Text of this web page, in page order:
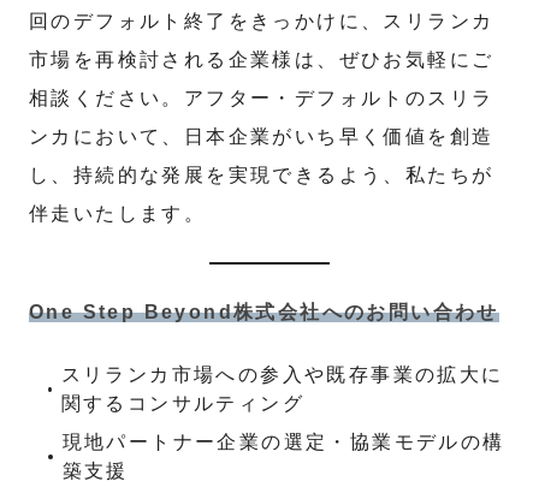
回のデフォルト終了をきっかけに、スリランカ
市場を再検討される企業様は、ぜひお気軽にご
相談ください。アフター・デフォルトのスリラ
ンカにおいて、日本企業がいち早く価値を創造
し、持続的な発展を実現できるよう、私たちが
伴走いたします。
One Step Beyond株式会社へのお問い合わせ
スリランカ市場への参入や既存事業の拡大に
関するコンサルティング
現地パートナー企業の選定・協業モデルの構
築支援